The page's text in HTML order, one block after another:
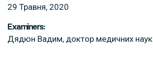
29 Травня, 2020
Examiners:
Дядюн Вадим, доктор медичних наук